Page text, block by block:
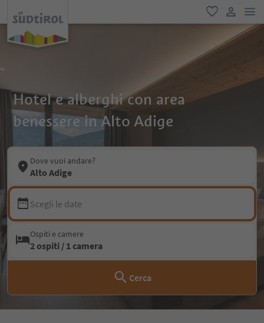
favoriti
user link
Hotel e alberghi con area
benessere in Alto Adige
Dove vuoi andare?
Alto Adige
Scegli le date
Ospiti e camere
2 ospiti / 1 camera
Cerca